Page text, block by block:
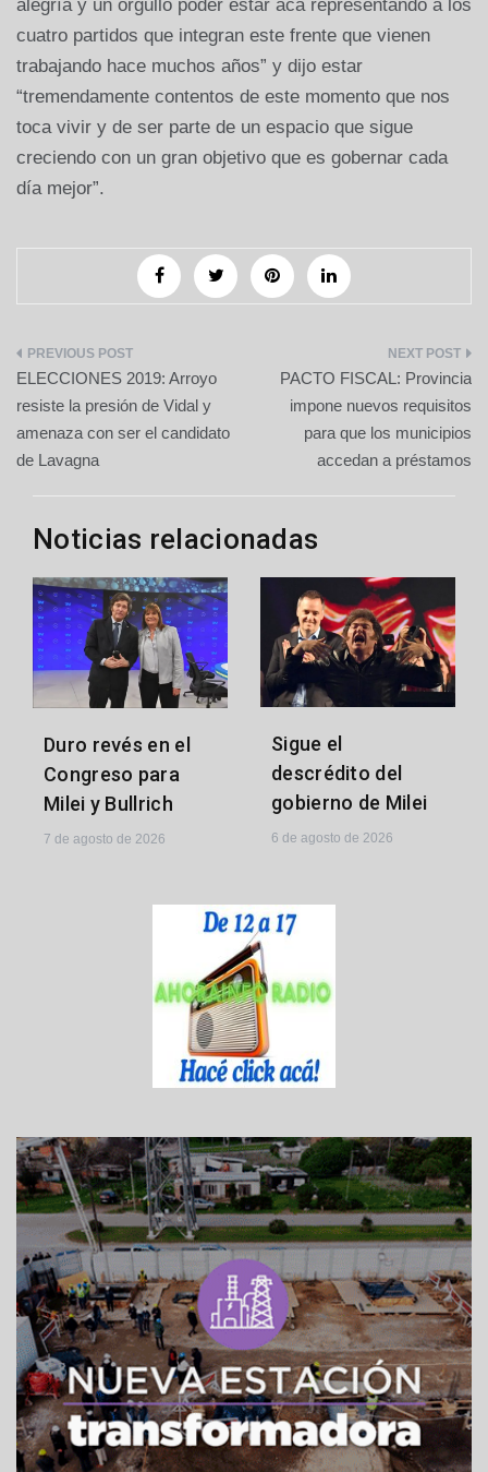
alegría y un orgullo poder estar acá representando a los
cuatro partidos que integran este frente que vienen
trabajando hace muchos años” y dijo estar
“tremendamente contentos de este momento que nos
toca vivir y de ser parte de un espacio que sigue
creciendo con un gran objetivo que es gobernar cada
día mejor”.
Navegación
de
entradas
ELECCIONES 2019: Arroyo
resiste la presión de Vidal y
amenaza con ser el candidato
de Lavagna
PACTO FISCAL: Provincia
impone nuevos requisitos
para que los municipios
accedan a préstamos
Noticias relacionadas
Duro revés en el
Congreso para
Milei y Bullrich
7 de agosto de 2026
Sigue el
descrédito del
gobierno de Milei
6 de agosto de 2026